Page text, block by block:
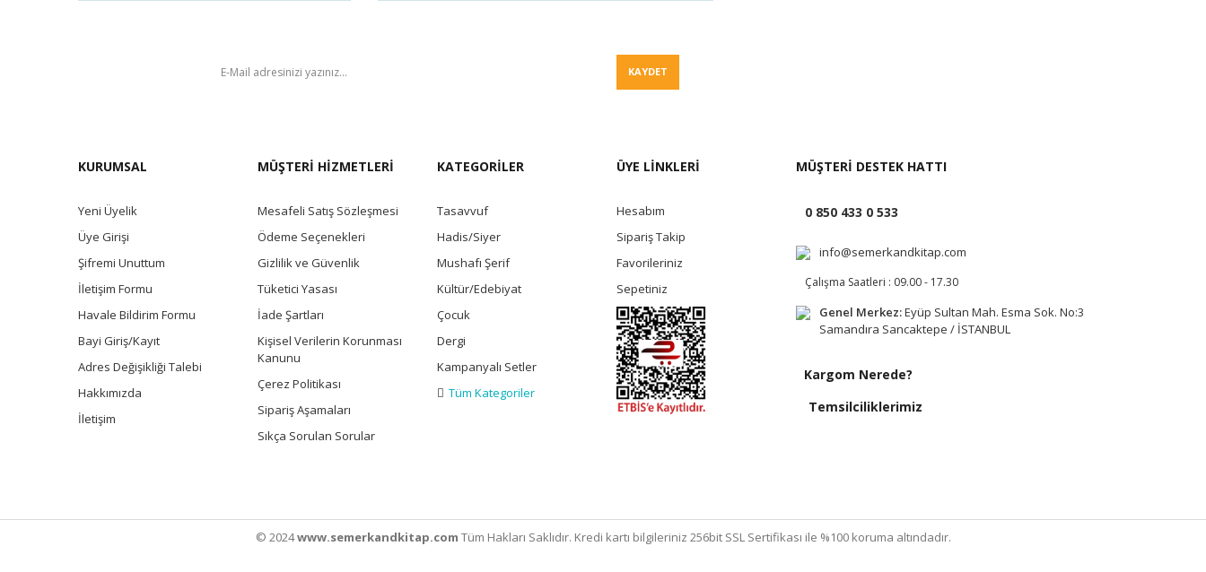
KAYDET
KURUMSAL
Yeni Üyelik
Üye Girişi
Şifremi Unuttum
İletişim Formu
Havale Bildirim Formu
Bayi Giriş/Kayıt
Adres Değişikliği Talebi
Hakkımızda
İletişim
MÜŞTERİ HİZMETLERİ
Mesafeli Satış Sözleşmesi
Ödeme Seçenekleri
Gizlilik ve Güvenlik
Tüketici Yasası
İade Şartları
Kişisel Verilerin Korunması
Kanunu
Çerez Politikası
Sipariş Aşamaları
Sıkça Sorulan Sorular
KATEGORİLER
Tasavvuf
Hadis/Siyer
Mushafı Şerif
Kültür/Edebiyat
Çocuk
Dergi
Kampanyalı Setler
Tüm Kategoriler
ÜYE LİNKLERİ
Hesabım
Sipariş Takip
Favorileriniz
Sepetiniz
MÜŞTERİ DESTEK HATTI
0 850 433 0 533
info@semerkandkitap.com
Çalışma Saatleri : 09.00 - 17.30
Genel Merkez:Eyüp Sultan Mah. Esma Sok. No:3
Samandıra Sancaktepe / İSTANBUL
Kargom Nerede?
Temsilciliklerimiz
© 2024www.semerkandkitap.com Tüm Hakları Saklıdır. Kredi kartı bilgileriniz 256bit SSL Sertifikası ile %100 koruma altındadır.